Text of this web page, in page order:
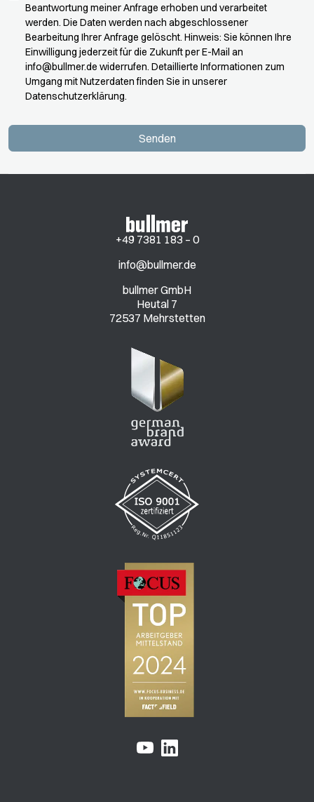
Beantwortung meiner Anfrage erhoben und verarbeitet
werden. Die Daten werden nach abgeschlossener
Bearbeitung Ihrer Anfrage gelöscht. Hinweis: Sie können Ihre
Einwilligung jederzeit für die Zukunft per E-Mail an
info@bullmer.de widerrufen. Detaillierte Informationen zum
Umgang mit Nutzerdaten finden Sie in unserer
Datenschutzerklärung.
Senden
+49 7381 183 – 0
info@bullmer.de
bullmer GmbH
Heutal 7
72537 Mehrstetten